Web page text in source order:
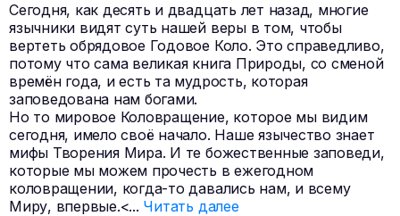
Сегодня, как десять и двадцать лет назад, многие
язычники видят суть нашей веры в том, чтобы
вертеть обрядовое Годовое Коло. Это справедливо,
потому что сама великая книга Природы, со сменой
времён года, и есть та мудрость, которая
заповедована нам богами.
Но то мировое Коловращение, которое мы видим
сегодня, имело своё начало. Наше язычество знает
мифы Творения Мира. И те божественные заповеди,
которые мы можем прочесть в ежегодном
коловращении, когда-то давались нам, и всему
Миру, впервые.<... Читать далее